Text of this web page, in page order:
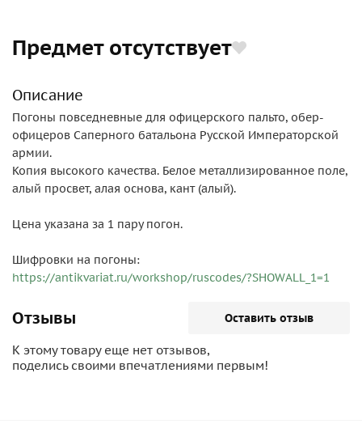
Предмет отсутствует
Описание
Погоны повседневные для офицерского пальто, обер-
офицеров Саперного батальона Русской Императорской
армии.
Копия высокого качества. Белое металлизированное поле,
алый просвет, алая основа, кант (алый).
Цена указана за 1 пару погон.
Шифровки на погоны:
https://antikvariat.ru/workshop/ruscodes/?SHOWALL_1=1
Отзывы Оставить отзыв
К этому товару еще нет отзывов,
поделись своими впечатлениями первым!